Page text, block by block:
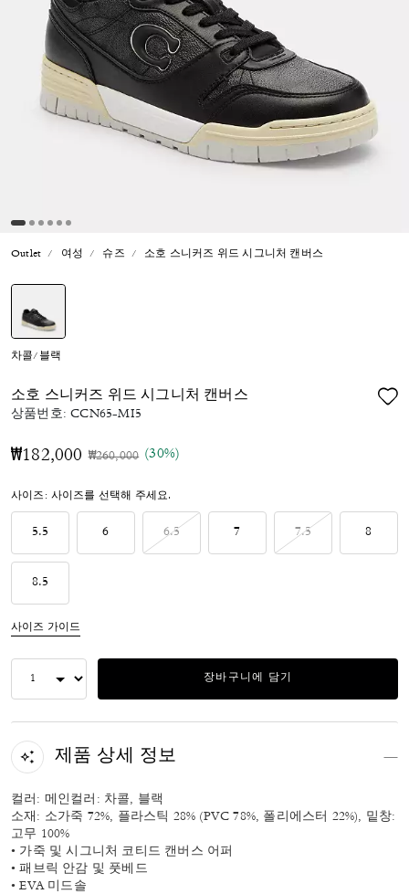
Outlet 여성 슈즈 소호 스니커즈 위드 시그니처 캔버스
차콜/블랙
소호 스니커즈 위드 시그니처 캔버스
상품번호:CCN65-MI5
₩182,000 가격 인하 전
₩260,000인하됨
(30%)
사이즈: 사이즈를 선택해 주세요.
5.5 6 6.5 7 7.5 8
8.5
사이즈 가이드
장바구니에 담기
제품 상세 정보
컬러: 메인컬러: 차콜, 블랙
소재: 소가죽 72%, 플라스틱 28% (PVC 78%, 폴리에스터 22%), 밑창:
고무 100%
• 가죽 및 시그니처 코티드 캔버스 어퍼
• 패브릭 안감 및 풋베드
• EVA 미드솔